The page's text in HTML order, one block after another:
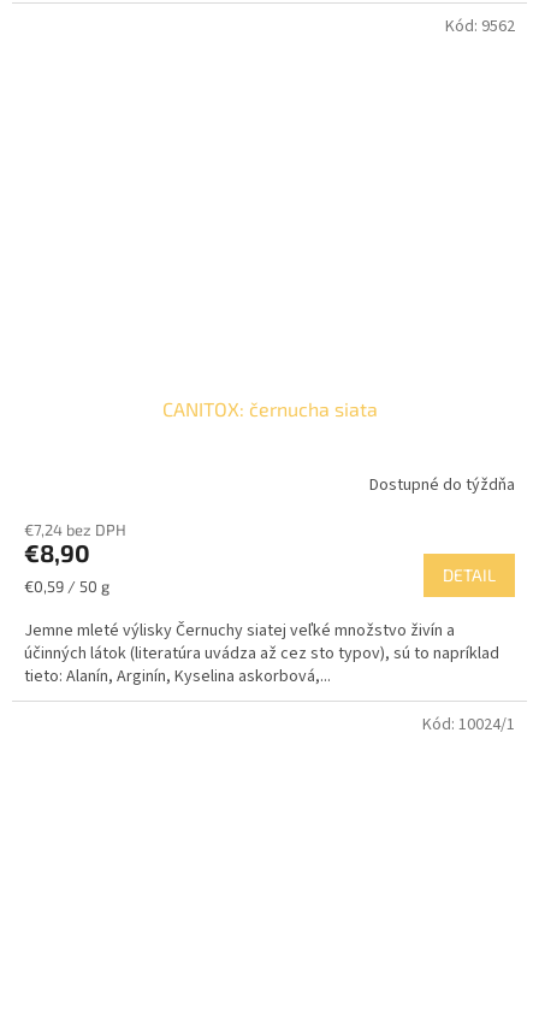
CANITOX: černucha siata
Dostupné do týždňa
€7,24 bez DPH
€8,90
Jednotková
€0,59 / 50 g
DETAIL
Jemne mleté výlisky Černuchy siatej veľké množstvo živín a
účinných látok (literatúra uvádza až cez sto typov), sú to napríklad
tieto: Alanín, Arginín, Kyselina askorbová,...
Kód: 9562
Kód: 10024/1